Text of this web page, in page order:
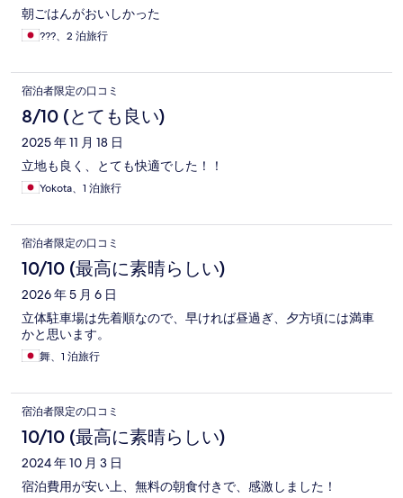
朝ごはんがおいしかった
???、2 泊旅行
宿泊者限定の口コミ
8/10 (とても良い)
2025 年 11 月 18 日
立地も良く、とても快適でした！！
Yokota、1 泊旅行
宿泊者限定の口コミ
10/10 (最高に素晴らしい)
2026 年 5 月 6 日
立体駐車場は先着順なので、早ければ昼過ぎ、夕方頃には満車
かと思います。
舞、1 泊旅行
宿泊者限定の口コミ
10/10 (最高に素晴らしい)
2024 年 10 月 3 日
宿泊費用が安い上、無料の朝食付きで、感激しました！